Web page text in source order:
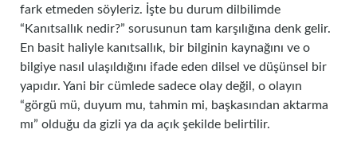
fark etmeden söyleriz. İşte bu durum dilbilimde
“Kanıtsallık nedir?” sorusunun tam karşılığına denk gelir.
En basit haliyle kanıtsallık, bir bilginin kaynağını ve o
bilgiye nasıl ulaşıldığını ifade eden dilsel ve düşünsel bir
yapıdır. Yani bir cümlede sadece olay değil, o olayın
“görgü mü, duyum mu, tahmin mi, başkasından aktarma
mı” olduğu da gizli ya da açık şekilde belirtilir.